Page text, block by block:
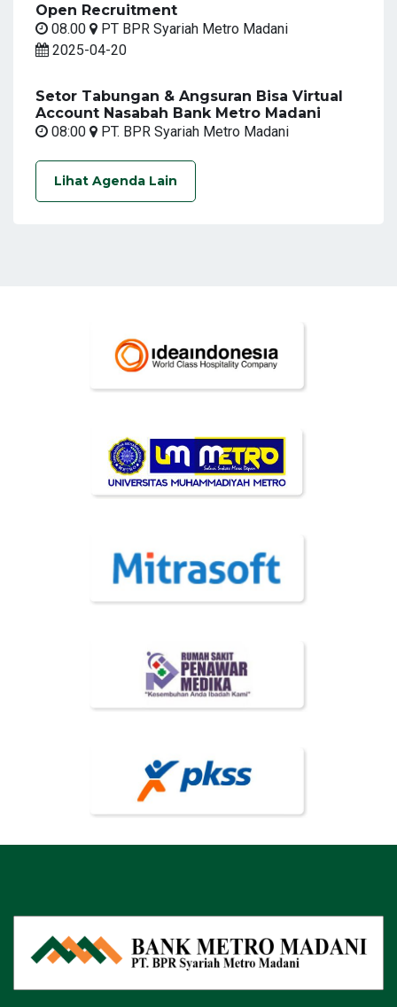
Open Recruitment
08.00
PT BPR Syariah Metro Madani
2025-04-20
Setor Tabungan & Angsuran Bisa Virtual
Account Nasabah Bank Metro Madani
08:00
PT. BPR Syariah Metro Madani
Lihat Agenda Lain